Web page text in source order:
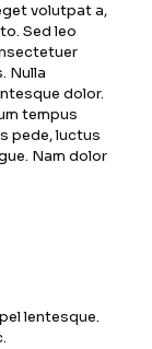
volutpat a,
Sed leo
Nulla
dolor.
tempus
pede, luctus
Nam dolor
lentesque.